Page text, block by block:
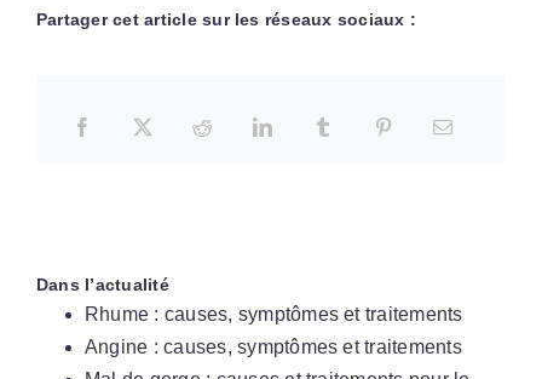
Partager cet article sur les réseaux sociaux :
Dans l’actualité
Rhume : causes, symptômes et traitements
Angine : causes, symptômes et traitements